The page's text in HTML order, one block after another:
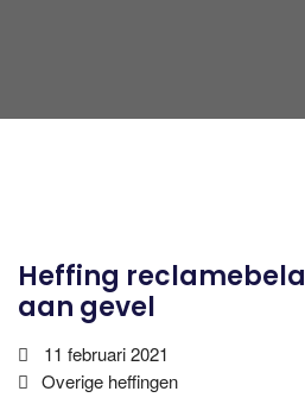
Heffing
aan gevel
11 februari 2021
Overige heffingen